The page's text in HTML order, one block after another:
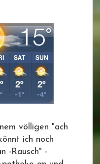
völligen "ach
ich noch
-Rausch" -